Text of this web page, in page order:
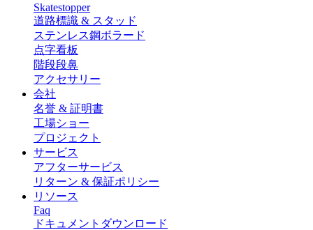
Skatestopper
道路標識 & スタッド
ステンレス鋼ボラード
点字看板
階段段鼻
アクセサリー
会社
名誉 & 証明書
工場ショー
プロジェクト
サービス
アフターサービス
リターン & 保証ポリシー
リソース
Faq
ドキュメントダウンロード